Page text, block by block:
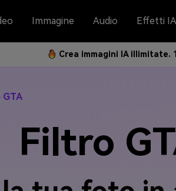
Immagine Audio Effetti IA
Crea immagini IA illimitate.
Filtro